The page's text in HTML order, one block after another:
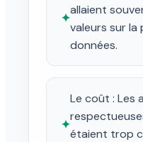
✦
allaient
valeurs sur
données.
✦
Le coût : Les
étaient trop